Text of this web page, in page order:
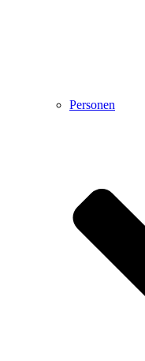
Personen